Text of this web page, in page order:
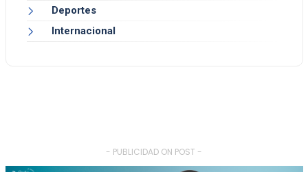
Deportes
Internacional
- PUBLICIDAD ON POST -